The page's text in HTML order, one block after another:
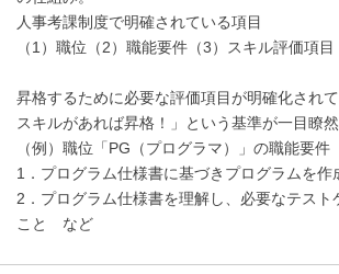
人事考課制度で明確されている項目
（1）職位（2）職能要件（3）スキル評価項
昇格するために必要な評価項目が明確化され
スキルがあれば昇格！」という基準が一目瞭然
（例）職位「PG（プログラマ）」の職能要件
1．プログラム仕様書に基づきプログラムを作
2．プログラム仕様書を理解し、必要なテスト
こと など